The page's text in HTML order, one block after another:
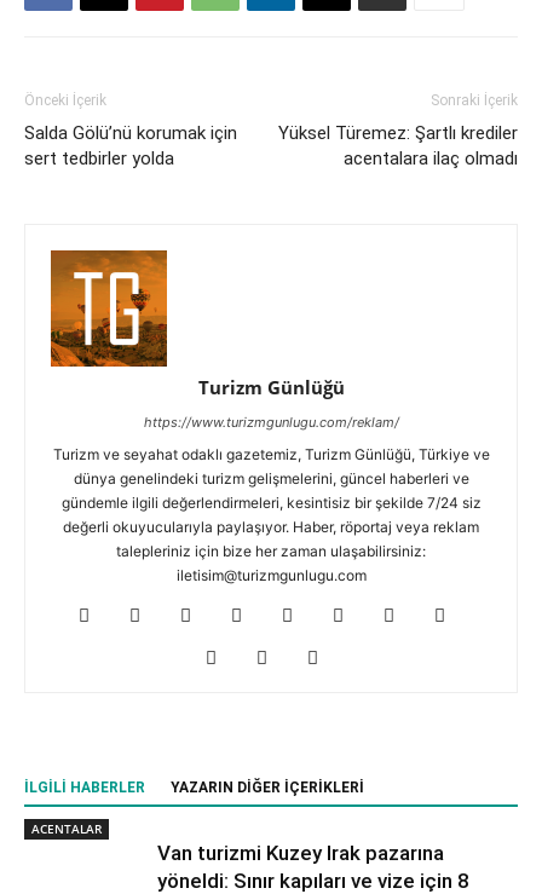
Önceki İçerik
Salda Gölü’nü korumak için
sert tedbirler yolda
Sonraki İçerik
Yüksel Türemez: Şartlı krediler
acentalara ilaç olmadı
Turizm Günlüğü
https://www.turizmgunlugu.com/reklam/
Turizm ve seyahat odaklı gazetemiz, Turizm Günlüğü, Türkiye ve
dünya genelindeki turizm gelişmelerini, güncel haberleri ve
gündemle ilgili değerlendirmeleri, kesintisiz bir şekilde 7/24 siz
değerli okuyucularıyla paylaşıyor. Haber, röportaj veya reklam
talepleriniz için bize her zaman ulaşabilirsiniz:
iletisim@turizmgunlugu.com
İLGILI HABERLER YAZARIN DIĞER İÇERIKLERI
ACENTALAR
Van turizmi Kuzey Irak pazarına
yöneldi: Sınır kapıları ve vize için 8